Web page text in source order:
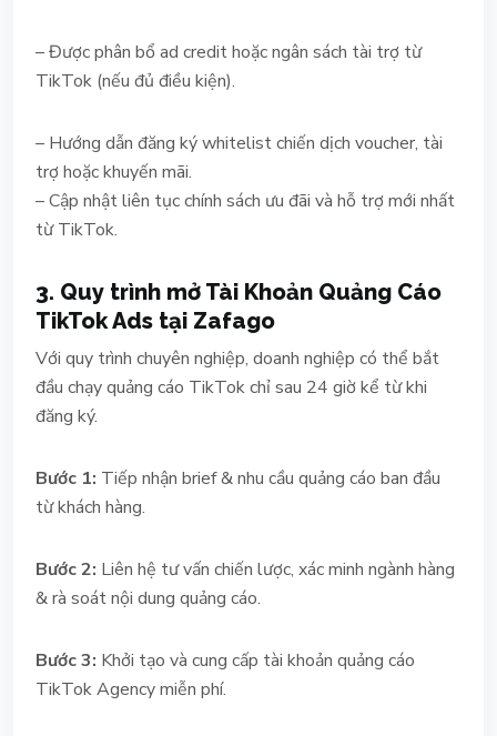
– Được phân bổ ad credit hoặc ngân sách tài trợ từ
TikTok (nếu đủ điều kiện).
– Hướng dẫn đăng ký whitelist chiến dịch voucher, tài
trợ hoặc khuyến mãi.
– Cập nhật liên tục chính sách ưu đãi và hỗ trợ mới nhất
từ TikTok.
3. Quy trình mở Tài Khoản Quảng Cáo
TikTok Ads tại Zafago
Với quy trình chuyên nghiệp, doanh nghiệp có thể bắt
đầu chạy quảng cáo TikTok chỉ sau 24 giờ kể từ khi
đăng ký.
Bước 1: Tiếp nhận brief & nhu cầu quảng cáo ban đầu
từ khách hàng.
Bước 2: Liên hệ tư vấn chiến lược, xác minh ngành hàng
& rà soát nội dung quảng cáo.
Bước 3: Khởi tạo và cung cấp tài khoản quảng cáo
TikTok Agency miễn phí.